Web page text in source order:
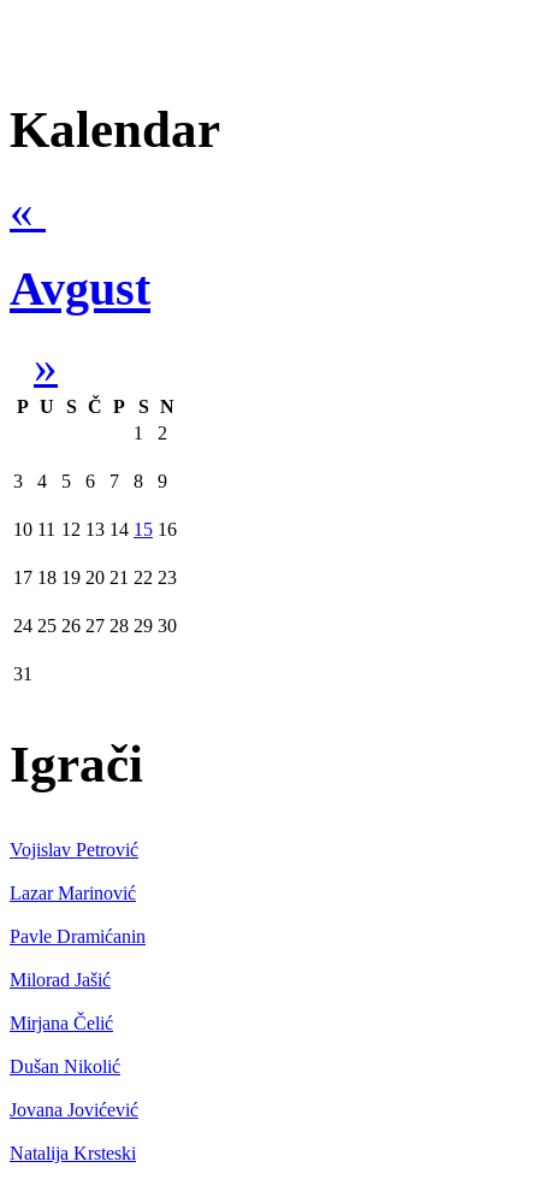
Kalendar
«
Avgust
»
P U S Č P S N
1
2
3 4 5 6 7 8 9
10 11 12 13 14 15 16
17 18 19 20 21 22 23
24 25 26 27 28 29 30
31
Igrači
Vojislav Petrović
Lazar Marinović
Pavle Dramićanin
Milorad Jašić
Mirjana Čelić
Dušan Nikolić
Jovana Jovićević
Natalija Krsteski